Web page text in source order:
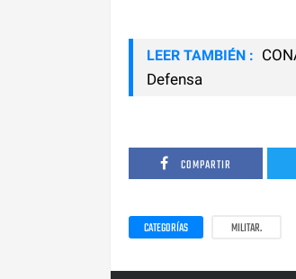
LEER TAMBIÉN :
Defensa
COMPARTIR
CATEGORÍAS MILITAR.